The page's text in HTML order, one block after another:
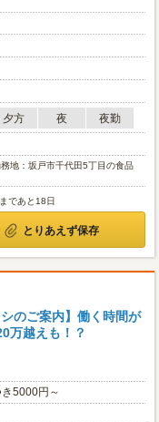
夕方 夜
夜勤
地：坂戸市千代田5丁目の食品
であと18日
とりあえず保存
のご案内】働く時間が
万越えも！？
5000円～